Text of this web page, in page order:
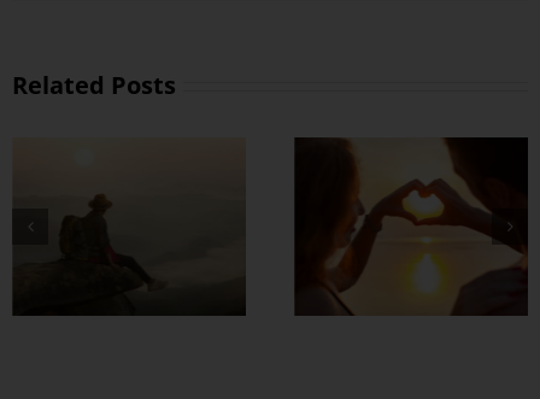
Related Posts
အချစ်တွေ ပိုတိုးလာ